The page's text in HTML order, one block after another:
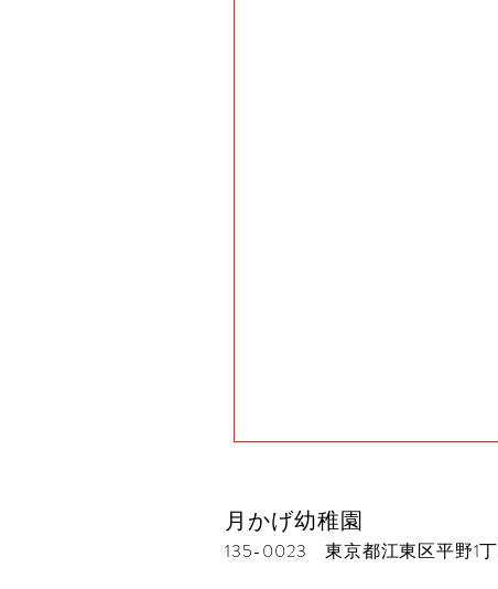
月かげ幼稚園
135-0023 東京都江東区平野1丁